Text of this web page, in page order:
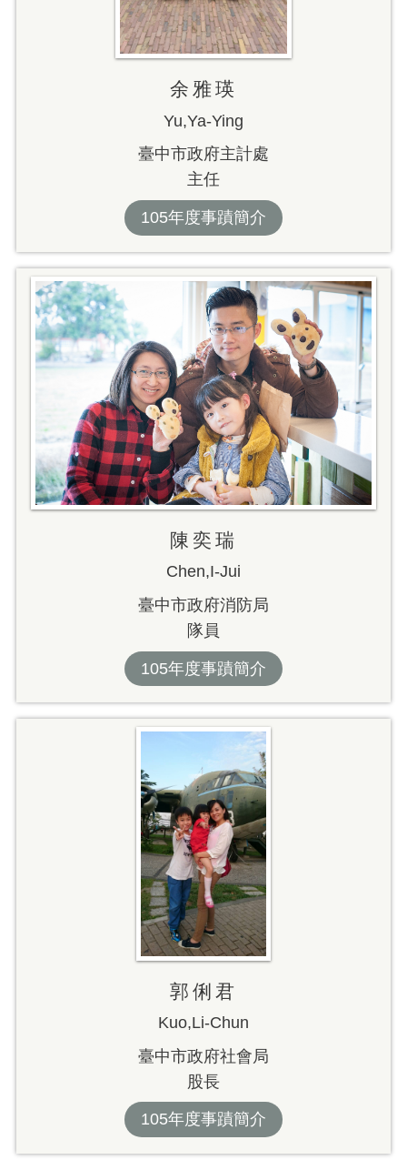
余雅瑛
Yu,Ya-Ying
臺中市政府主計處
主任
105年度事蹟簡介
陳奕瑞
Chen,I-Jui
臺中市政府消防局
隊員
105年度事蹟簡介
郭俐君
Kuo,Li-Chun
臺中市政府社會局
股長
105年度事蹟簡介